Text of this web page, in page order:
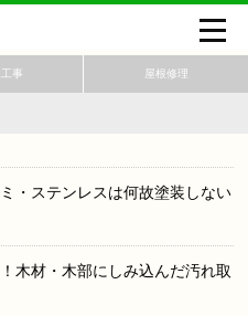
事 屋根修理
・ステンレスは何故塗装しない
木材・木部にしみ込んだ汚れ取